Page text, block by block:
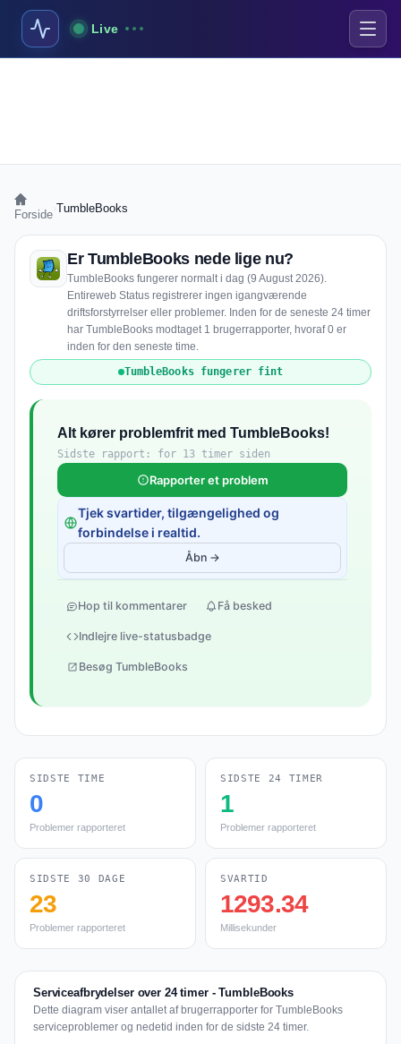
Live
Forside TumbleBooks
Er TumbleBooks nede lige nu?
TumbleBooks fungerer normalt i dag (9 August 2026).
Entireweb Status registrerer ingen igangværende
driftsforstyrrelser eller problemer. Inden for de seneste 24 timer
har TumbleBooks modtaget 1 brugerrapporter, hvoraf 0 er
inden for den seneste time.
TumbleBooks fungerer fint
Alt kører problemfrit med TumbleBooks!
Sidste rapport: for 13 timer siden
Rapporter et problem
Tjek svartider, tilgængelighed og
forbindelse i realtid.
Åbn →
Hop til kommentarer Få besked
Indlejre live-statusbadge
Besøg TumbleBooks
SIDSTE TIME
0
Problemer rapporteret
SIDSTE 24 TIMER
1
Problemer rapporteret
SIDSTE 30 DAGE
23
Problemer rapporteret
SVARTID
1293.34
Millisekunder
Serviceafbrydelser over 24 timer - TumbleBooks
Dette diagram viser antallet af brugerrapporter for TumbleBooks
serviceproblemer og nedetid inden for de sidste 24 timer.